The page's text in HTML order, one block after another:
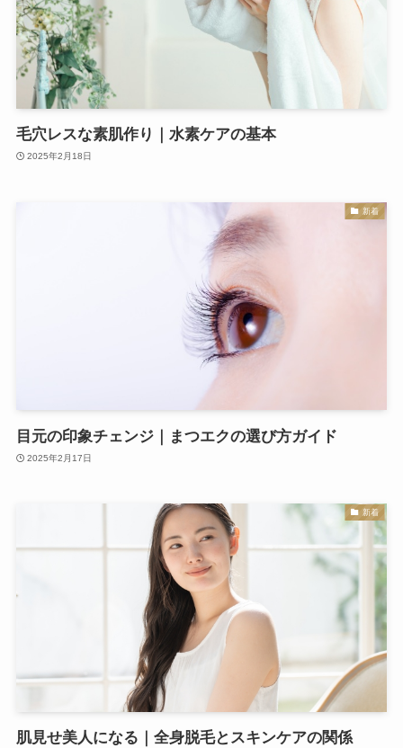
毛穴レスな素肌作り｜水素ケアの基本
2025年2月18日
新着
目元の印象チェンジ｜まつエクの選び方ガイド
2025年2月17日
新着
肌見せ美人になる｜全身脱毛とスキンケアの関係